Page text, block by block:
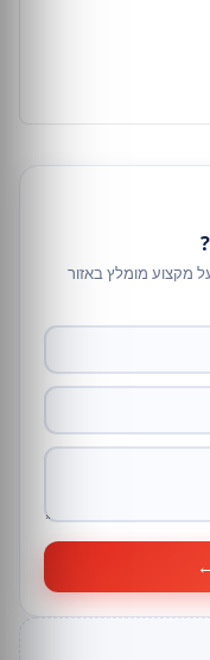
מקצוע מומלץ באזור